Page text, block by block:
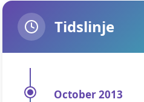
Tidslinje
October 2013